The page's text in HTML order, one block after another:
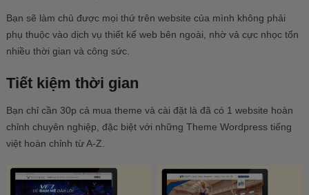
Bạn sẽ làm chủ được mọi thứ trên website của mình không phải
phụ thuộc vào dịch vụ thiết kế web bên ngoài, nhờ vả cực nhọc tốn
nhiều thời gian và công sức.
Tiết kiệm thời gian
Bạn chỉ cần 30p cả mua theme và cài đặt là đã có 1 website hoàn
chỉnh chuyên nghiệp, đặc biệt với những Theme Wordpress tiếng
việt hoàn chỉnh từ A-Z.